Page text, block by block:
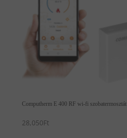
Computherm E 400 RF wi-fi szobatermosztát
28,050Ft